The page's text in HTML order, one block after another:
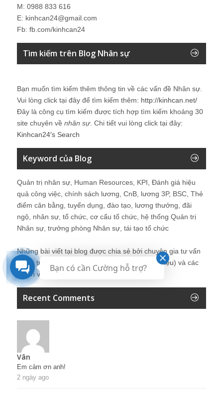
M: 0988 833 616
E: kinhcan24@gmail.com
Fb: fb.com/kinhcan24
Tìm kiếm trên Blog Nhân sự
Bạn muốn tìm kiếm thêm thông tin về các vấn đề Nhân sự
Vui lòng click tại đây để tìm kiếm thêm: http://kinhcan.net/
Đây là công cụ tìm kiếm được tích hợp tìm kiếm khoảng 30
site chuyên về nhân sự. Chi tiết vui lòng click tại đây:
Kinhcan24′s Search
Keyword của Blog
Quản trị nhân sự, Human Resources, KPI, Đánh giá hiệu
quả công việc, chính sách lương, CnB, lương 3P, BSC, Thẻ
điểm cân bằng, tuyển dụng, đào tạo, lương thưởng, đãi
ngộ, nhân sự, tổ chức, cơ cấu tổ chức, hệ thống Quản trị
Nhân sự, trưởng phòng Nhân sự, tái tạo tổ chức
Những bài viết tại blog được chia sẻ bởi chuyên gia tư vấn
Quản trị Nhân sự Nguyễn Hùng Cường (
giới thiệu) và các
thành viên khác trong cộng đồng Nhân sự.
Recent Comments
Vân
Em cảm ơn anh!
2 ngày ago
Bạn có cần Cường hỗ trợ?